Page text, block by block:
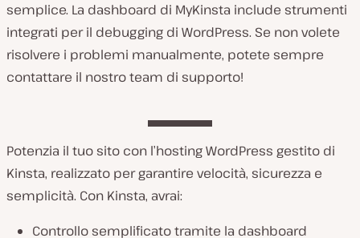
semplice. La dashboard di MyKinsta include strumenti
integrati per il debugging di WordPress. Se non volete
risolvere i problemi manualmente, potete sempre
contattare il nostro team di supporto!
Potenzia il tuo sito con l’hosting WordPress gestito di
Kinsta, realizzato per garantire velocità, sicurezza e
semplicità. Con Kinsta, avrai:
Controllo semplificato tramite la dashboard